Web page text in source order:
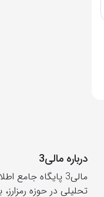
درباره مالی3
مالی3 پایگاه
تحلیلی در حوزه